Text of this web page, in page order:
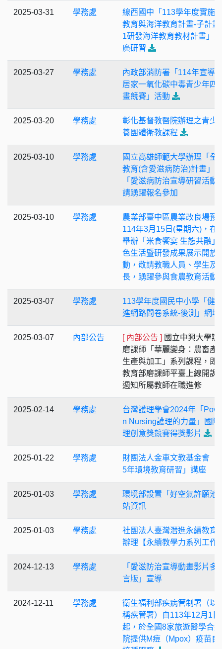
2025-03-31 學務處
線西國中「113學年度實施
教育與海洋教育計畫-子計畫
1研發海洋教育教材計畫」
廣研習
2025-03-27 學務處
內政部消防署「114年宣導
居家一氧化碳中毒青少年四
畫競賽」活動
2025-03-20 學務處
彰化基督教醫院辦理之青少
養團體衛教課程
2025-03-10 學務處
國立高雄師範大學辦理「全
教育(含愛滋病防治)計畫」之
「愛滋病防治宣導研習活動
請踴躍報名參加
2025-03-10 學務處
農業部臺中區農業改良場預
114年3月15日(星期六)，在
舉辦「米食饗宴 生態共融」
色生活暨研發成果展示開放
動，敬請教職人員、學生及
長，踴躍參與食農教育活動
2025-03-07 學務處
113學年度國民中小學「健
進網路問卷系統-後測」網址
2025-03-07 內部公告 [ 內部公告 ] 國立中興大學辦
磨課師「華麗變身：農畜產
生產與加工」系列課程，即
教育部磨課師平臺上線開課
週知所屬教師在職進修
2025-02-14 學務處
台灣護理學會2024年「
n Nursing護理的力量」國際
理創意獎競賽得獎影片
2025-01-22 學務處
財團法人金車文教基金會「
5年環境教育研習」講座
2025-01-03 學務處
環境部設置「好空氣許願池
站資訊
2025-01-03 學務處
社團法人臺灣潛進永續教育
辦理【永續教學力系列工作
2024-12-13 學務處
「愛滋防治宣導動畫影片多
言版」宣導
2024-12-11 學務處
衛生福利部疾病管制署（以
稱疾管署）自113年12月1日
起，於全國8家旅遊醫學合
院提供M痘（Mpox）疫苗自